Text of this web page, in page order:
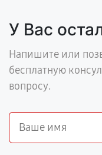
У Вас
Напишите или
бесплатную
вопросу.